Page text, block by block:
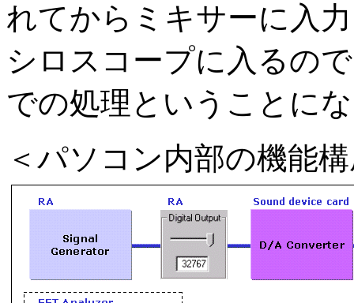
れてからミキサーに入
シロスコープに入るの
での処理ということに
＜パソコン内部の機能